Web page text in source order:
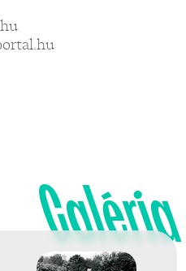
Galéria